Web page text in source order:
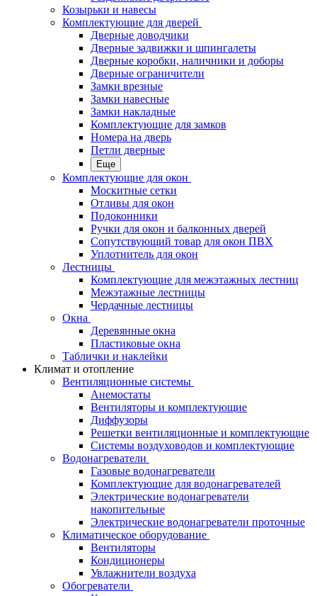
Козырьки и навесы
Комплектующие для дверей
Дверные доводчики
Дверные задвижки и шпингалеты
Дверные коробки, наличники и доборы
Дверные ограничители
Замки врезные
Замки навесные
Замки накладные
Комплектующие для замков
Номера на дверь
Петли дверные
Еще
Комплектующие для окон
Москитные сетки
Отливы для окон
Подоконники
Ручки для окон и балконных дверей
Сопутствующий товар для окон ПВХ
Уплотнитель для окон
Лестницы
Комплектующие для межэтажных лестниц
Межэтажные лестницы
Чердачные лестницы
Окна
Деревянные окна
Пластиковые окна
Таблички и наклейки
Климат и отопление
Вентиляционные системы
Анемостаты
Вентиляторы и комплектующие
Диффузоры
Решетки вентиляционные и комплектующие
Системы воздуховодов и комплектующие
Водонагреватели
Газовые водонагреватели
Комплектующие для водонагревателей
Электрические водонагреватели
накопительные
Электрические водонагреватели проточные
Климатическое оборудование
Вентиляторы
Кондиционеры
Увлажнители воздуха
Обогреватели